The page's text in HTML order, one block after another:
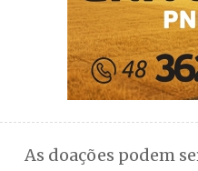
As doações podem